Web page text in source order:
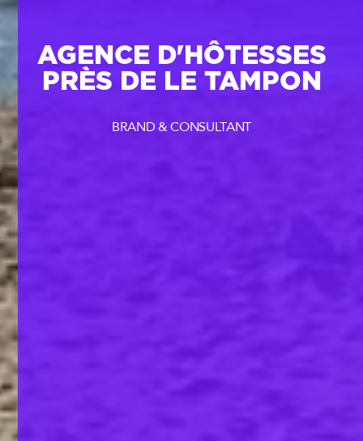
AGENCE D'HÔTESSES
PRÈS DE LE TAMPON
BRAND & CONSULTANT